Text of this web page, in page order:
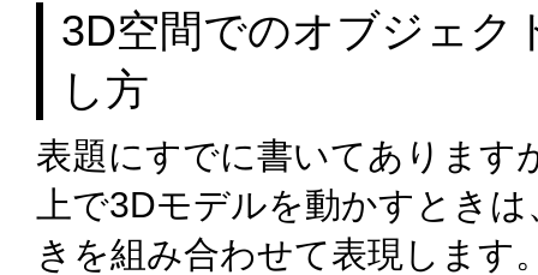
3D空間でのオブジェク
し方
表題にすでに書いてあります
上で3Dモデルを動かすとき
きを組み合わせて表現します